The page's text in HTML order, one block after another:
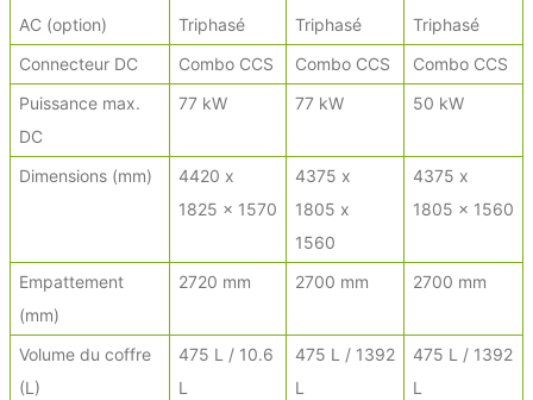
AC (option)
Triphasé
Triphasé
Triphasé
Connecteur DC
Combo CCS Combo CCS
Combo CCS
Puissance max.
DC
77 kW 77 kW 50 kW
Dimensions (mm)
4420 x
1825 x 1570
4375 x
1805 x
1560
4375 x
1805 x 1560
Empattement
(mm)
2720 mm 2700 mm 2700 mm
Volume du coffre
(L)
475 L / 10.6
L
475 L / 1392
L
475 L / 1392
L